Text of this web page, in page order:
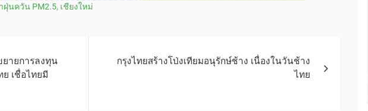
นควัน PM2.5, เชียงใหม่
ยายการลงทุน
เชื่อไทยมี
กรุงไทยสร้างโป่งเทียมอนุรักษ์ช้าง เนื่องในวันช้าง
ไทย